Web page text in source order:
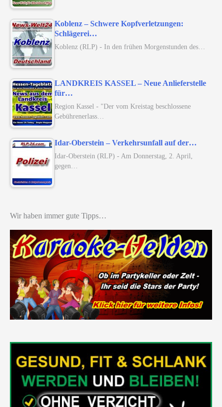
Koblenz – Schwere Kopfverletzungen:
Schlägerei…
Koblenz (RLP) - In den frühen Morgenstunden des…
LANDKREIS KASSEL – Neue Anlieferstelle
für…
Region Kassel - "Der vom Kreistag beschlossene
Gebührenerlass…
Idar-Oberstein – Verkehrsunfall auf der…
Idar-Oberstein (RLP) - Am Donnerstag, 2. April,
gegen…
Wir haben immer gute Tipps…